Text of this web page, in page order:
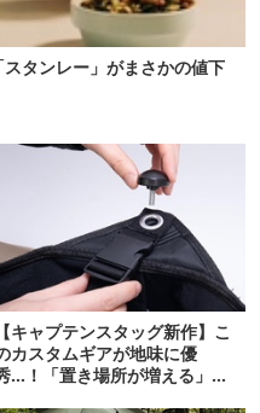
タンレー」がまさかの値下
【キャプテンスタッグ新作】こ
カスタムギアが地味に優
…！「置き場所が増える」